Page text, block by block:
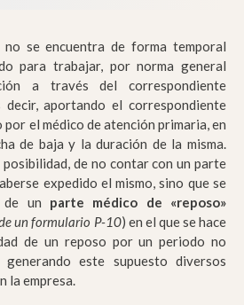
se encuentra de forma temporal
para trabajar, por norma general
a través del correspondiente
decir, aportando el correspondiente
por el médico de atención primaria, en
de baja y la duración de la misma.
de no contar con un parte
expedido el mismo, sino que se
de un parte médico de «reposo»
un formulario P-10) en el que se hace
de un reposo por un periodo no
este supuesto diversos
la empresa.